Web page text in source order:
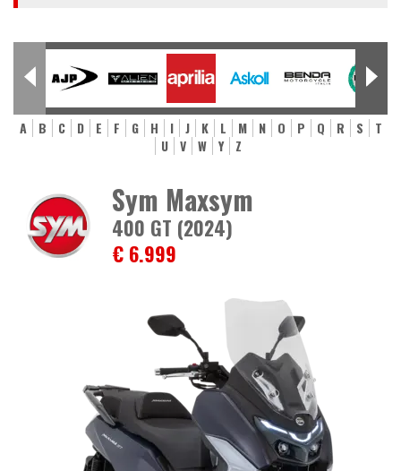
A B C D E F G H I J K L M N O P Q R S
T
U
V W Y Z
Sym Maxsym
400 GT (2024)
€ 6.999